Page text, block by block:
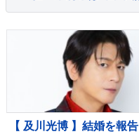
【 及川光博 】結婚を報告